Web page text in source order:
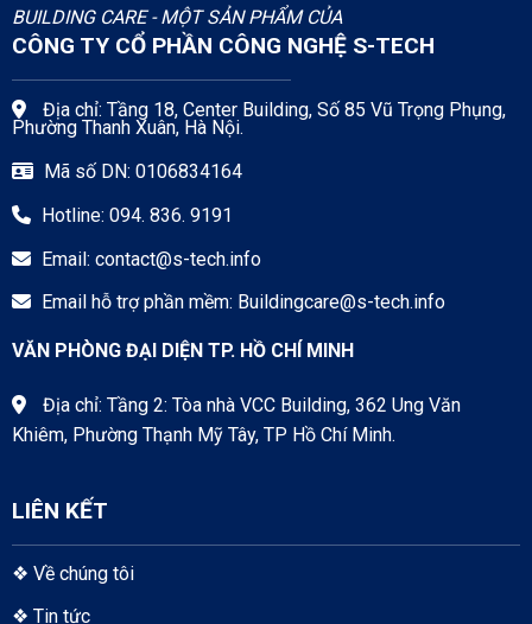
BUILDING CARE - MỘT SẢN PHẨM CỦA
CÔNG TY CỔ PHẦN CÔNG NGHỆ S-TECH
Địa chỉ: Tầng 18, Center Building, Số 85 Vũ Trọng Phụng,
Phường Thanh Xuân, Hà Nội.
Mã số DN: 0106834164
Hotline: 094. 836. 9191
Email: contact@s-tech.info
Email hỗ trợ phần mềm: Buildingcare@s-tech.info
VĂN PHÒNG ĐẠI DIỆN TP. HỒ CHÍ MINH
Địa chỉ: Tầng 2: Tòa nhà VCC Building, 362 Ung Văn
Khiêm, Phường Thạnh Mỹ Tây, TP Hồ Chí Minh.
LIÊN KẾT
❖ Về chúng tôi
❖ Tin tức